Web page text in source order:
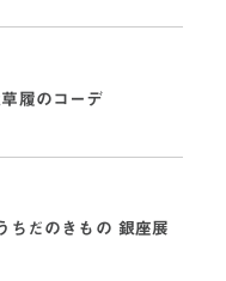
履のコーデ
ちだのきもの 銀座展